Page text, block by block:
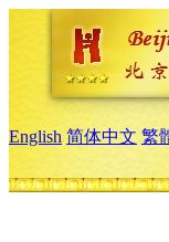
English 简体中文 繁